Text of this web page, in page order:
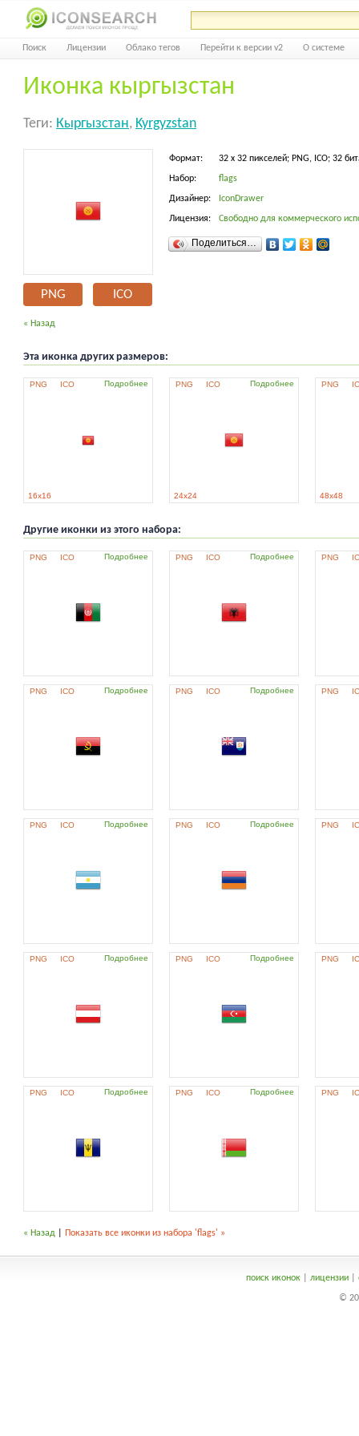
Поиск Лицензии Облако тегов Перейти к версии v2 О системе
Иконка кыргызстан
Теги: Кыргызстан, Kyrgyzstan
PNG ICO
Формат: 32 x 32 пикселей; PNG, ICO; 32
Набор: flags
Дизайнер: IconDrawer
Лицензия: Свободно для коммерческого
Поделиться…
« Назад
Эта иконка других размеров:
PNG ICO Подробнее
16x16
PNG ICO Подробнее
24x24
PNG
48x48
Другие иконки из этого набора:
PNG ICO Подробнее PNG ICO Подробнее PNG
PNG ICO Подробнее PNG ICO Подробнее PNG
PNG ICO Подробнее PNG ICO Подробнее PNG
PNG ICO Подробнее PNG ICO Подробнее PNG
PNG ICO Подробнее PNG ICO Подробнее PNG
« Назад Показать все иконки из набора 'flags' »
поиск иконок| лицензии|
©